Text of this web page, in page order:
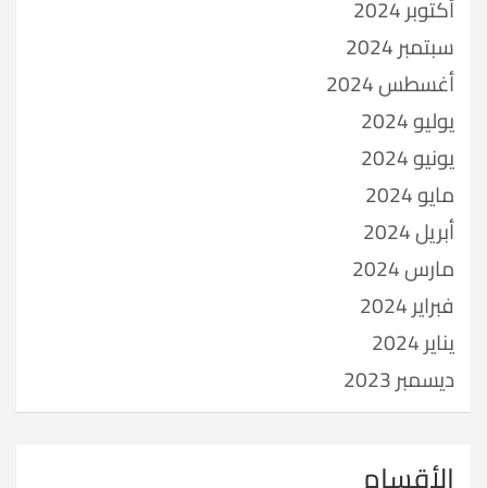
أكتوبر 2024
سبتمبر 2024
أغسطس 2024
يوليو 2024
يونيو 2024
مايو 2024
أبريل 2024
مارس 2024
فبراير 2024
يناير 2024
ديسمبر 2023
الأقسام